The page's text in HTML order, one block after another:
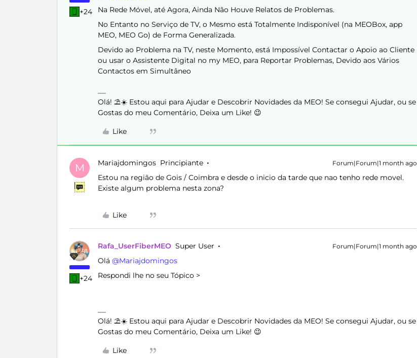
+24
Na Rede Móvel, até Agora, Ainda Não Houve Relatos de Problemas.
No Entanto no Serviço de TV, o Mesmo está Totalmente Indisponível (na MEOBox, app
MEO, MEO Go) de Forma Generalizada.
Devido ao Problema na TV, neste Momento, está Impossível Contactar o Apoio ao Cliente
ou usar o Assistente Digital no my MEO, para Reportar Problemas, Devido aos Vários
Contactos em Simultâneo
Olá! ⛱️☀️ Estou aqui para Ajudar e Descobrir Novidades da MEO! Se consegui Ajudar, ou se
Gostas do meu Comentário, Deixa um Like! 😉
Like
M Mariajdomingos Principiante Forum|Forum|1 month ago
Estou na região de Gois / Coimbra e desde o inicio da tarde que nao tenho rede movel.
Existe algum problema nesta zona?
Like
+24
Rafa_UserFiberMEO Super User Forum|Forum|1 month ago
Olá ​ @Mariajdomingos
Respondi lhe no seu Tópico >
Olá! ⛱️☀️ Estou aqui para Ajudar e Descobrir Novidades da MEO! Se consegui Ajudar, ou se
Gostas do meu Comentário, Deixa um Like! 😉
Like